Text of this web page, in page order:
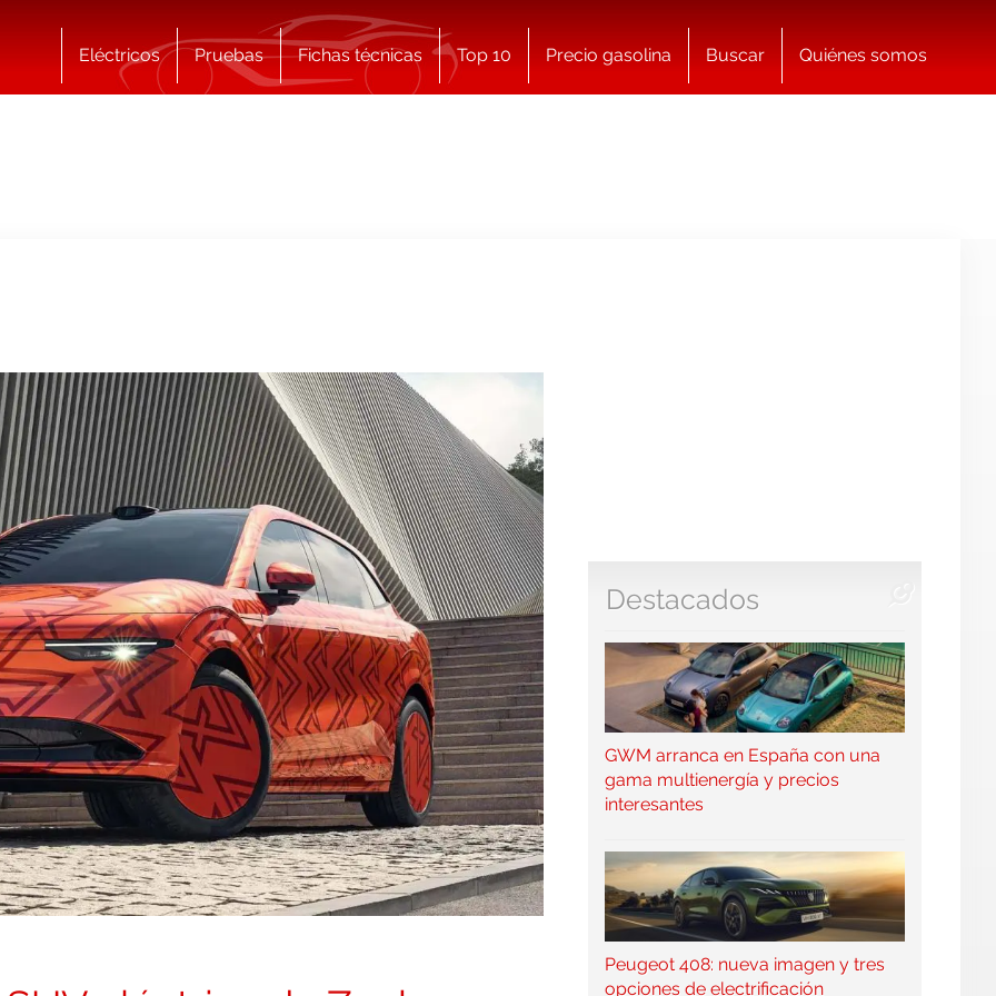
Eléctricos Pruebas Fichas técnicas Top 10 Precio gasolina Buscar Quiénes somos
Destacados
GWM arranca en España con una
gama multienergía y precios
interesantes
Peugeot 408: nueva imagen y tres
opciones de electrificación